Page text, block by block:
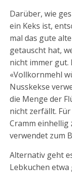
Darüber, wie
ein Keks ist,
mal das gute
getauscht hat,
nicht immer gut.
«Vollkornmehl
Nusskekse
die Menge der
nicht zerfällt.
Cramm einhellig
verwendet zum
Alternativ geht
Lebkuchen